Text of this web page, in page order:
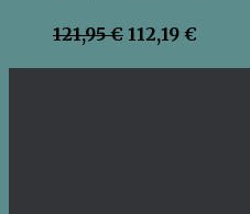
121,95€ Pôvodná
112,19 €